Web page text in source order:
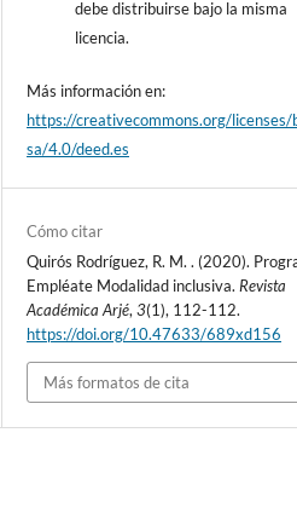
debe distribuirse bajo la misma
licencia.
Más información en:
https://creativecommons.org/licenses/
sa/4.0/deed.es
Cómo citar
Quirós Rodríguez, R. M. . (2020).
Empléate Modalidad inclusiva. Revista
Académica Arjé,3(1), 112-112.
https://doi.org/10.47633/689xd156
Más formatos de cita